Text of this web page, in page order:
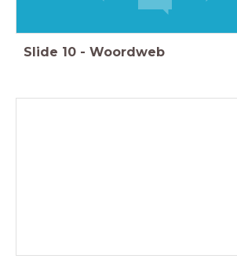
Slide 10 - Woordweb